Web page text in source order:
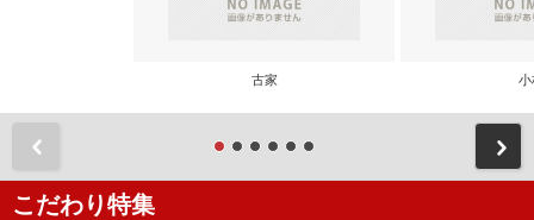
古家 小
こだわり特集